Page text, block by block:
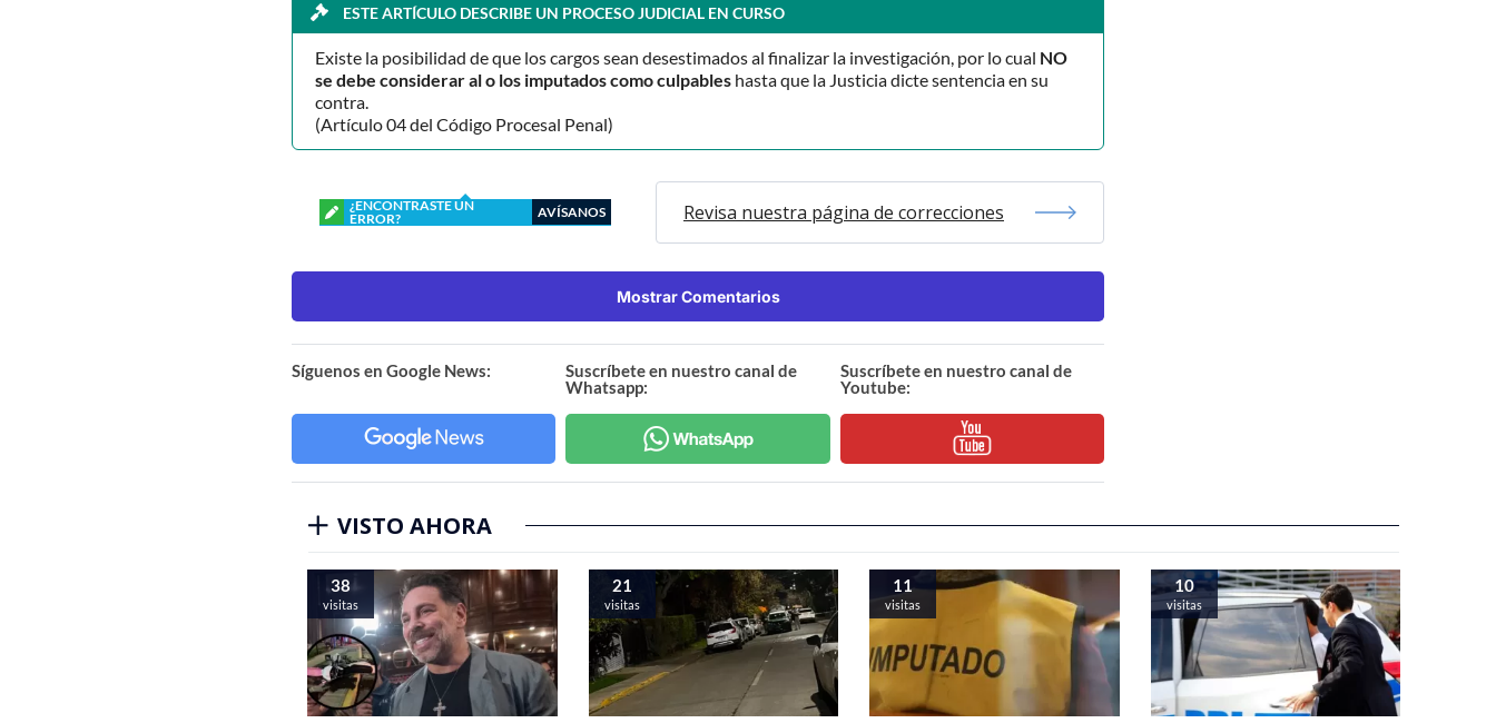
ESTE ARTÍCULO DESCRIBE UN PROCESO JUDICIAL EN CURSO
Existe la posibilidad de que los cargos sean desestimados al finalizar la investigación, por lo cual NO
se debe considerar al o los imputados como culpables hasta que la Justicia dicte sentencia en su
contra.
(Artículo 04 del Código Procesal Penal)
¿ENCONTRASTE UN
ERROR?
AVÍSANOS Revisa nuestra página de correcciones
Mostrar Comentarios
Síguenos en Google News:
Suscríbete en nuestro canal de
Whatsapp:
Suscríbete en nuestro canal de
Youtube:
VISTO AHORA
38
visitas
21
visitas
11
visitas
10
visitas